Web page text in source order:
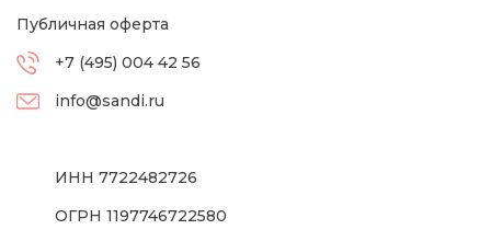
Публичная оферта
+7 (495) 004 42 56
info@sandi.ru
ИНН 7722482726
ОГРН 1197746722580